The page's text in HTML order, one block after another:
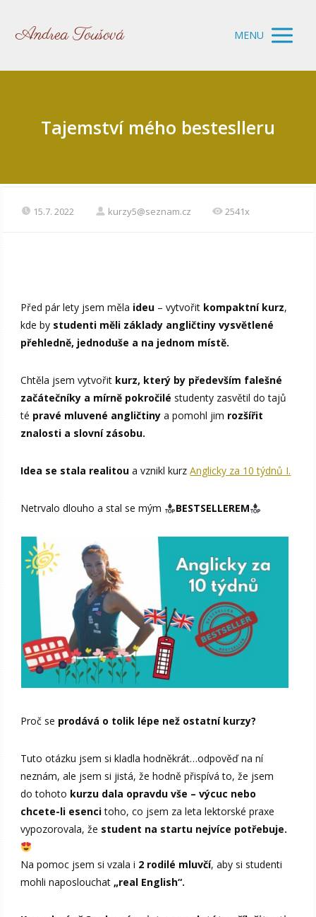
Andrea Toušová MENU
Tajemství mého besteslleru
15.7. 2022 kurzy5@seznam.cz 2541x
Před pár lety jsem měla ideu – vytvořit kompaktní kurz,
kde by studenti měli základy angličtiny vysvětlené
přehledně, jednoduše a na jednom místě.
Chtěla jsem vytvořit kurz, který by především falešné
začátečníky a mírně pokročiléstudenty zasvětil do tajů
té pravé mluvené angličtiny a pomohl jim rozšířit
znalosti a slovní zásobu.
Idea se stala realitou a vznikl kurzAnglicky za 10 týdnů I.
Netrvalo dlouho a stal se mým BESTSELLEREM
Proč se prodává o tolik lépe než ostatní kurzy?
Tuto otázku jsem si kladla hodněkrát…odpověď na ní
neznám, ale jsem si jistá, že hodně přispívá to, že jsem
do tohoto kurzu dala opravdu vše – výcuc nebo
chcete-li esencitoho, co jsem za leta lektorské praxe
vypozorovala, že student na startu nejvíce potřebuje.
Na pomoc jsem si vzala i 2 rodilé mluvčí, aby si studenti
mohli naposlouchat„real English“.